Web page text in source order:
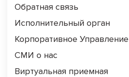
Обратная связь
Исполнительный орган
Корпоративное Управление
СМИ о нас
Виртуальная приемная